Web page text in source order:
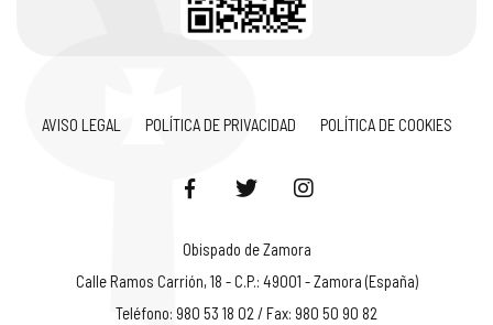
AVISO LEGAL POLÍTICA DE PRIVACIDAD POLÍTICA DE COOKIES
Obispado de Zamora
Calle Ramos Carrión, 18 - C.P.: 49001 - Zamora (España)
Teléfono: 980 53 18 02 / Fax: 980 50 90 82